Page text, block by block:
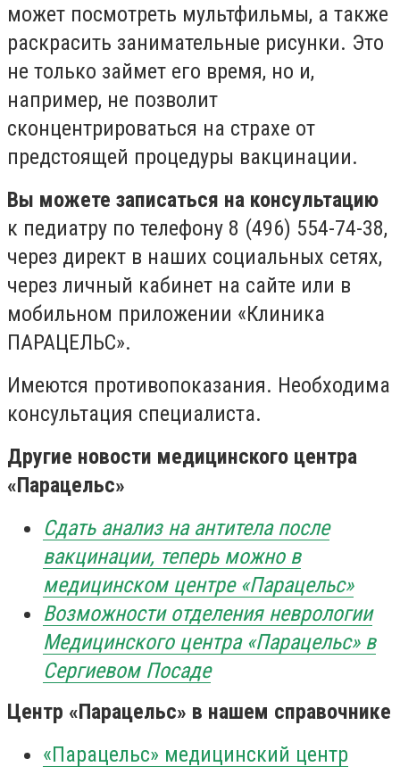
может посмотреть мультфильмы, а также
раскрасить занимательные рисунки. Это
не только займет его время, но и,
например, не позволит
сконцентрироваться на страхе от
предстоящей процедуры вакцинации. ⠀
Вы можете записаться на консультацию
к педиатру по телефону 8 (496) 554-74-38,
через директ в наших социальных сетях,
через личный кабинет на сайте или в
мобильном приложении «Клиника
ПАРАЦЕЛЬС».
Имеются противопоказания. Необходима
консультация специалиста.
Другие новости медицинского центра
«Парацельс»
Сдать анализ на антитела после
вакцинации, теперь можно в
медицинском центре «Парацельс»
Возможности отделения неврологии
Медицинского центра «Парацельс»в
Сергиевом Посаде
Центр «Парацельс» в нашем справочнике
«Парацельс» медицинский центр